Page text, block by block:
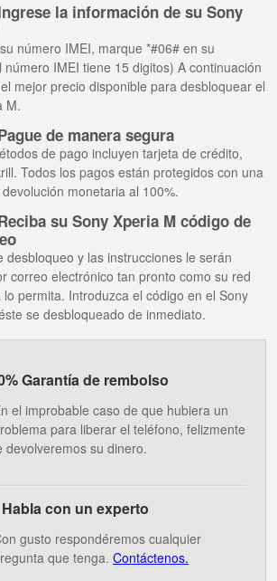
la información de su Sony
número IMEI, marque *#06# en su
número IMEI tiene 15 digitos) A continuación
mejor precio disponible para desbloquear el
M.
de manera segura
de pago incluyen tarjeta de crédito,
Todos los pagos están protegidos con una
monetaria al 100%.
su Sony Xperia M código de
desbloqueo y las instrucciones le serán
correo electrónico tan pronto como su red
permita. Introduzca el código en el Sony
se desbloqueado de inmediato.
Garantía de rembolso
el improbable caso de que hubiera un
para liberar el teléfono, felizmente
devolveremos su dinero.
Habla con un experto
gusto respondéremos cualquier
que tenga. Contáctenos.